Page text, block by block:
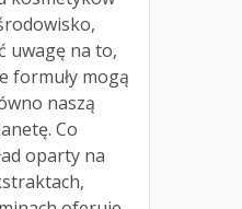
uwagę na to,
formuły mogą
naszą
Co
oparty na